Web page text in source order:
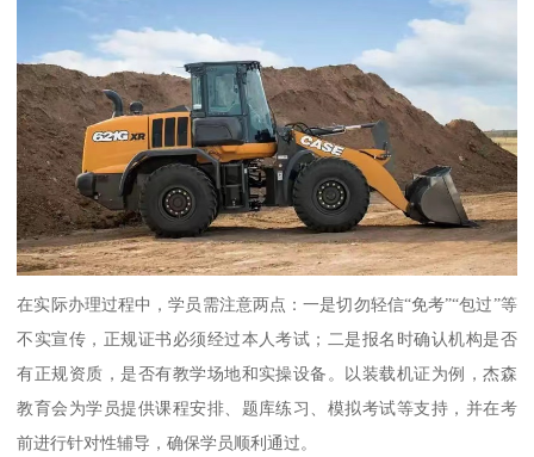
在实际办理过程中，学员需注意两点：一是切勿轻信“免考”“包过”等
不实宣传，正规证书必须经过本人考试；二是报名时确认机构是否
有正规资质，是否有教学场地和实操设备。以装载机证为例，杰森
教育会为学员提供课程安排、题库练习、模拟考试等支持，并在考
前进行针对性辅导，确保学员顺利通过。